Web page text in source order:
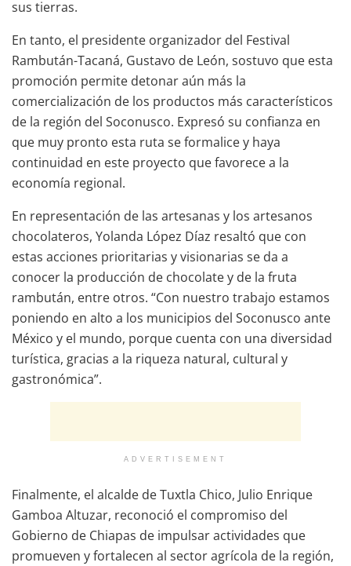
sus tierras.
En tanto, el presidente organizador del Festival
Rambután-Tacaná, Gustavo de León, sostuvo que esta
promoción permite detonar aún más la
comercialización de los productos más característicos
de la región del Soconusco. Expresó su confianza en
que muy pronto esta ruta se formalice y haya
continuidad en este proyecto que favorece a la
economía regional.
En representación de las artesanas y los artesanos
chocolateros, Yolanda López Díaz resaltó que con
estas acciones prioritarias y visionarias se da a
conocer la producción de chocolate y de la fruta
rambután, entre otros. “Con nuestro trabajo estamos
poniendo en alto a los municipios del Soconusco ante
México y el mundo, porque cuenta con una diversidad
turística, gracias a la riqueza natural, cultural y
gastronómica”.
ADVERTISEMENT
Finalmente, el alcalde de Tuxtla Chico, Julio Enrique
Gamboa Altuzar, reconoció el compromiso del
Gobierno de Chiapas de impulsar actividades que
promueven y fortalecen al sector agrícola de la región,